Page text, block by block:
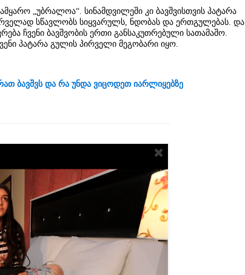
„უბრალოა“. სინამდვილეში კი ბავშვისთვის პატარა
სწავლობს სიყვარულს, ნდობას და ერთგულებას. და
ჩვენი ბავშვობის ერთი განსაკუთრებული სათამაშო.
პატარა გულის პირველი მეგობარი იყო.
ბავშვს და რა უნდა ვიცოდეთ იარლიყებზე